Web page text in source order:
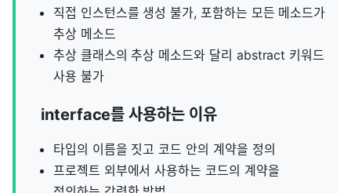
직접 인스턴스를 생성 불가, 포함하는 모든 메소드가
추상 메소드
추상 클래스의 추상 메소드와 달리 abstract 키워드
사용 불가
interface를 사용하는 이유
타입의 이름을 짓고 코드 안의 계약을 정의
프로젝트 외부에서 사용하는 코드의 계약을